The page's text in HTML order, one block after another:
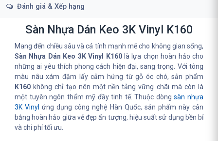
Đánh giá & Xếp hạng
Sàn Nhựa Dán Keo 3K Vinyl K160
Mang đến chiều sâu và cá tính mạnh mẽ cho không gian sống,
Sàn Nhựa Dán Keo 3K Vinyl K160là lựa chọn hoàn hảo cho
những ai yêu thích phong cách hiện đại, sang trọng. Với tông
màu nâu xám đậm lấy cảm hứng từ gỗ óc chó, sản phẩm
K160 không chỉ tạo nên một nền tảng vững chãi mà còn là
một tuyên ngôn thẩm mỹ đầy tinh tế. Thuộc dòngsàn nhựa
3K Vinyl ứng dụng công nghệ Hàn Quốc, sản phẩm này cân
bằng hoàn hảo giữa vẻ đẹp ấn tượng, hiệu suất sử dụng bền bỉ
và chi phí tối ưu.